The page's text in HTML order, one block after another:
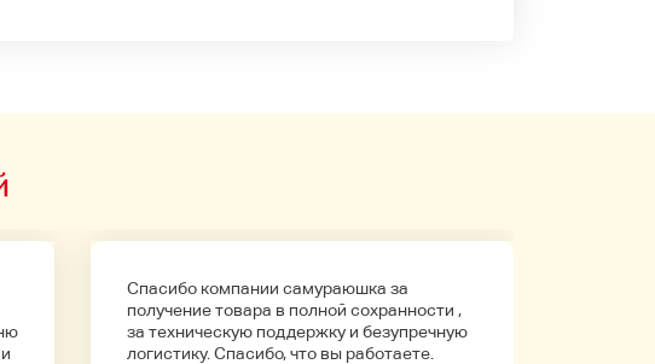
Спасибо компании самураюшка за
получение товара в полной сохранности ,
за техническую поддержку и безупречную
логистику. Спасибо, что вы работаете.